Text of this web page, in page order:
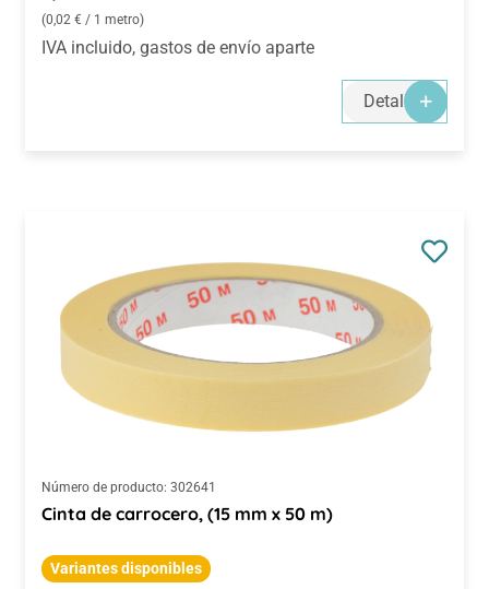
(0,02 € / 1 metro)
IVA incluido, gastos de envío aparte
Detalles
Número de producto: 302641
Cinta de carrocero, (15 mm x 50 m)
Variantes disponibles